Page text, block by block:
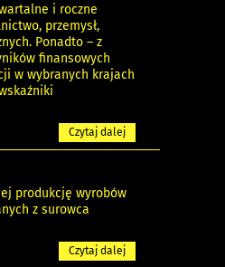
i roczne
przemysł,
Ponadto – z
finansowych
w wybranych krajach
Czytaj dalej
produkcję wyrobów
z surowca
Czytaj dalej